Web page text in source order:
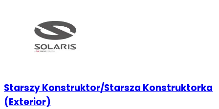
Starszy Konstruktor/Starsza Konstruktorka
(Exterior)